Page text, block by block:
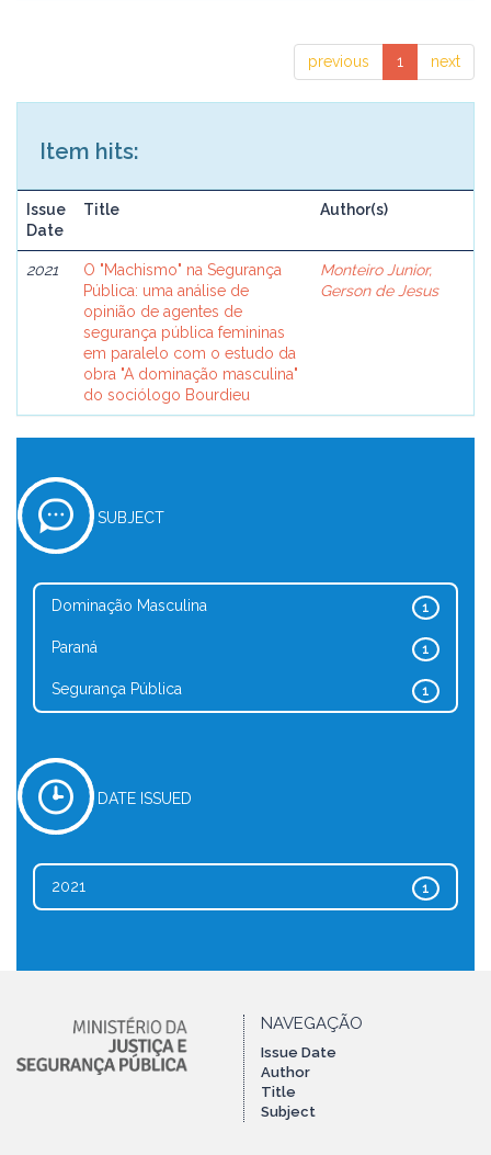
previous 1 next
Item hits:
Issue
Date
Title Author(s)
2021
O "Machismo" na Segurança
Pública: uma análise de
opinião de agentes de
segurança pública femininas
em paralelo com o estudo da
obra "A dominação masculina"
do sociólogo Bourdieu
Monteiro Junior,
Gerson de Jesus
SUBJECT
1
Dominação Masculina
1
Paraná
1
Segurança Pública
DATE ISSUED
1
2021
NAVEGAÇÃO
Issue Date
Author
Title
Subject